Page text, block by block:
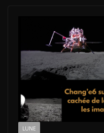
LUNE